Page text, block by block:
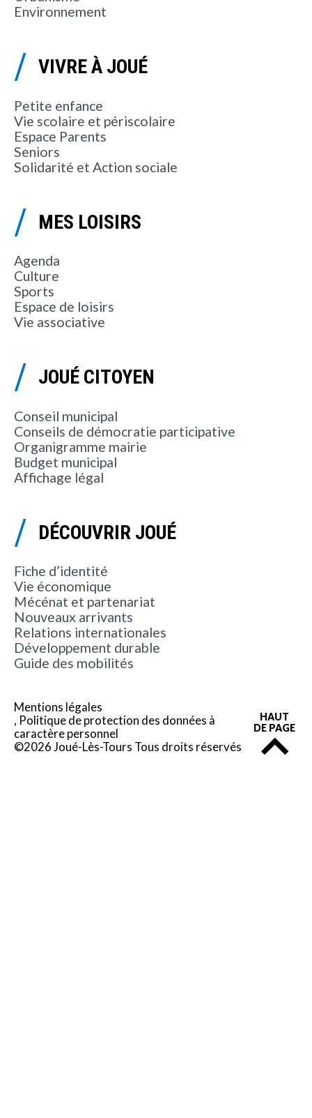
Environnement
VIVRE À JOUÉ
Petite enfance
Vie scolaire et périscolaire
Espace Parents
Seniors
Solidarité et Action sociale
MES LOISIRS
Agenda
Culture
Sports
Espace de loisirs
Vie associative
JOUÉ CITOYEN
Conseil municipal
Conseils de démocratie participative
Organigramme mairie
Budget municipal
Affichage légal
DÉCOUVRIR JOUÉ
Fiche d’identité
Vie économique
Mécénat et partenariat
Nouveaux arrivants
Relations internationales
Développement durable
Guide des mobilités
Mentions légales
Politique de protection des données à
caractère personnel
©2026 Joué-Lès-Tours Tous droits réservés
HAUT
DE PAGE